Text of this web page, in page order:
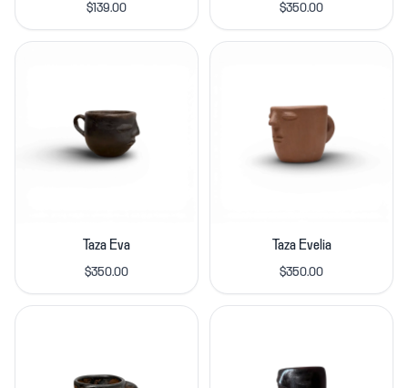
$139.00 $350.00
Taza Eva
$350.00
Taza Evelia
$350.00